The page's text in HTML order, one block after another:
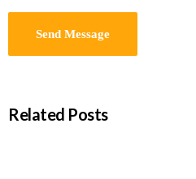
Related Posts